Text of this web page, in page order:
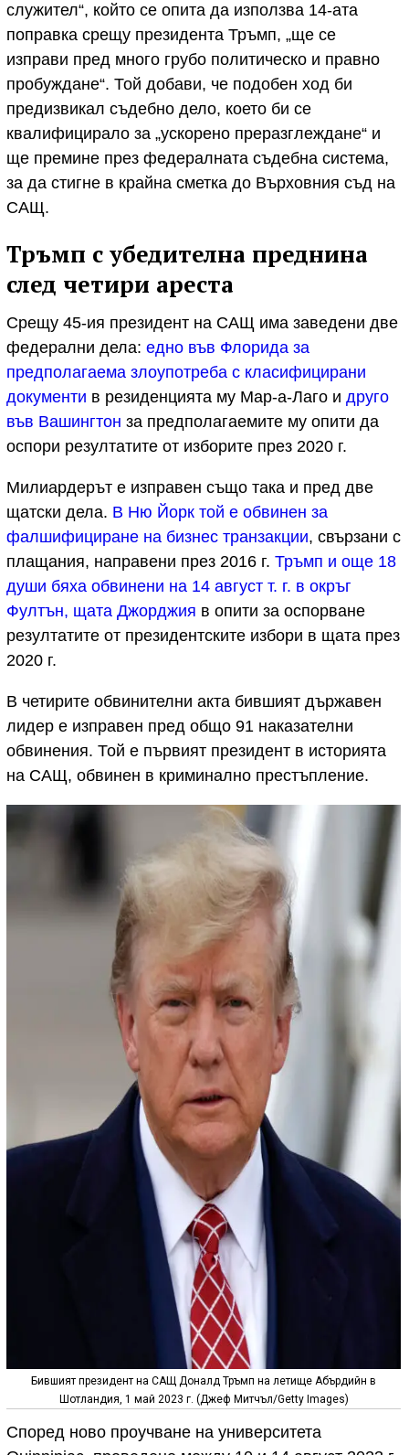
служител“, който се опита да използва 14-ата
поправка срещу президента Тръмп, „ще се
изправи пред много грубо политическо и правно
пробуждане“. Той добави, че подобен ход би
предизвикал съдебно дело, което би се
квалифицирало за „ускорено преразглеждане“ и
ще премине през федералната съдебна система,
за да стигне в крайна сметка до Върховния съд на
САЩ.
Тръмп с убедителна преднина
след четири ареста
Срещу 45-ия президент на САЩ има заведени две
федерални дела: едно във Флорида за
предполагаема злоупотреба с класифицирани
документи в резиденцията му Мар-а-Лаго и друго
във Вашингтон за предполагаемите му опити да
оспори резултатите от изборите през 2020 г.
Милиардерът е изправен също така и пред две
щатски дела. В Ню Йорк той е обвинен за
фалшифициране на бизнес транзакции, свързани с
плащания, направени през 2016 г. Тръмп и още 18
души бяха обвинени на 14 август т. г. в окръг
Фултън, щата Джорджия в опити за оспорване
резултатите от президентските избори в щата през
2020 г.
В четирите обвинителни акта бившият държавен
лидер е изправен пред общо 91 наказателни
обвинения. Той е първият президент в историята
на САЩ, обвинен в криминално престъпление.
Бившият президент на САЩ Доналд Тръмп на летище Абърдийн в
Шотландия, 1 май 2023 г. (Джеф Митчъл/Getty Images)
Според ново проучване на университета